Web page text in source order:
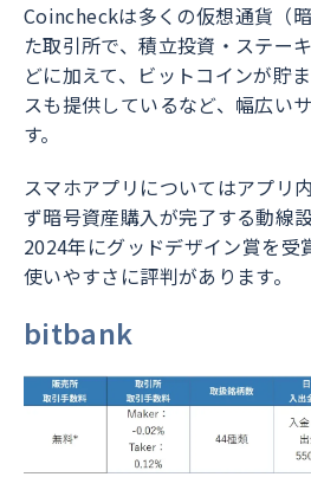
Coincheckは多くの仮想通貨（
た取引所で、積立投資・ステー
どに加えて、ビットコインが貯
スも提供しているなど、幅広い
す。
スマホアプリについてはアプリ
ず暗号資産購入が完了する動線
2024年にグッドデザイン賞を受
使いやすさに評判があります。
bitbank